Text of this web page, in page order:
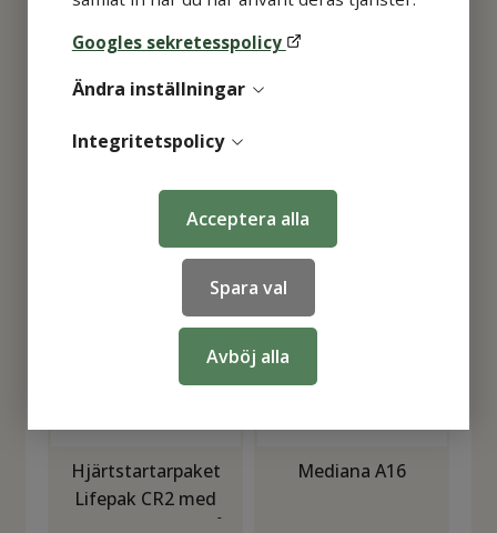
Googles sekretesspolicy
Ändra inställningar
Integritetspolicy
Acceptera alla
Spara val
Avböj alla
Zoll AED Plus
25 625 kr
Hjärtstartarpaket
Lifepak CR2 med
Rotaid utomhusskåp
Mediana A16